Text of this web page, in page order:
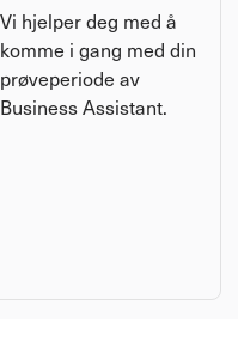
Vi hjelper deg med å
komme i gang med din
prøveperiode av
Business Assistant.